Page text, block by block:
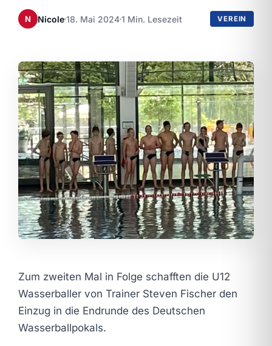
N Nicole18. Mai 20241 Min. Lesezeit VEREIN
Zum zweiten Mal in Folge schafften die U12
Wasserballer von Trainer Steven Fischer den
Einzug in die Endrunde des Deutschen
Wasserballpokals.